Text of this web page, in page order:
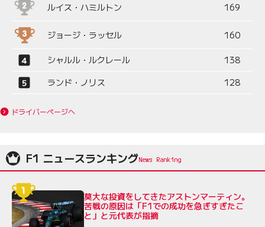
ルイス・ハミルトン 169
ジョージ・ラッセル 160
シャルル・ルクレール
138
ランド・ノリス
128
ドライバーページへ
F1 ニュースランキング
莫大な投資をしてきたアストンマーティン。
苦戦の原因は「F1での成功を急ぎすぎたこ
と」と元代表が指摘